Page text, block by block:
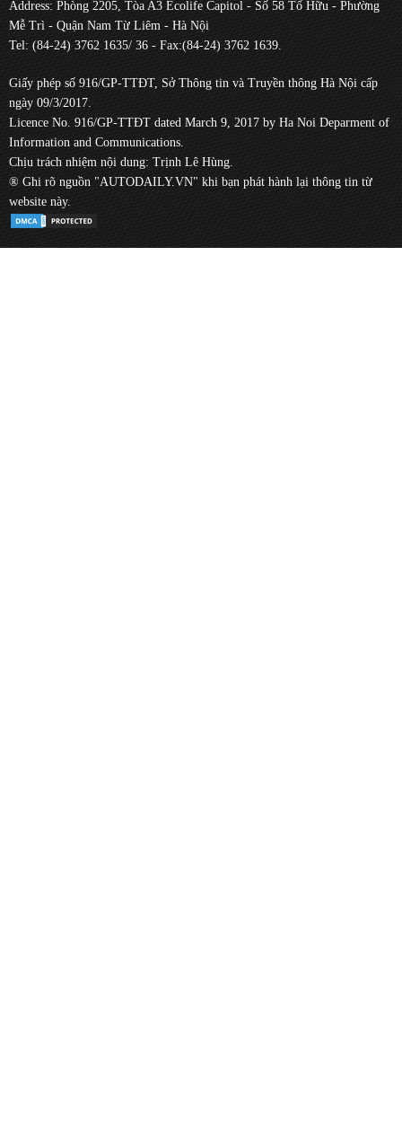
Address: Phòng 2205, Tòa A3 Ecolife Capitol - Số 58 Tố Hữu - Phường
Mễ Trì - Quận Nam Từ Liêm - Hà Nội
Tel: (84-24) 3762 1635/ 36 - Fax:(84-24) 3762 1639.
Giấy phép số 916/GP-TTĐT, Sở Thông tin và Truyền thông Hà Nội cấp
ngày 09/3/2017.
Licence No. 916/GP-TTĐT dated March 9, 2017 by Ha Noi Deparment of
Information and Communications.
Chịu trách nhiệm nội dung: Trịnh Lê Hùng.
® Ghi rõ nguồn "AUTODAILY.VN" khi bạn phát hành lại thông tin từ
website này.